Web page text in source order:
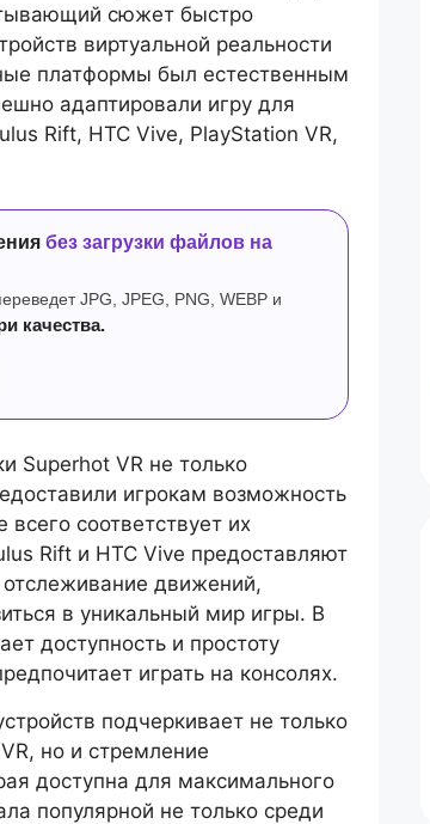
сюжет быстро
виртуальной реальности
платформы был естественным
адаптировали игру для
Rift, HTC Vive, PlayStation VR,
без загрузки файлов на
JPG, JPEG, PNG, WEBP и
качества.
Superhot VR не только
игрокам возможность
соответствует их
Rift и HTC Vive предоставляют
движений,
в уникальный мир игры. В
доступность и простоту
играть на консолях.
подчеркивает не только
но и стремление
доступна для максимального
популярной не только среди